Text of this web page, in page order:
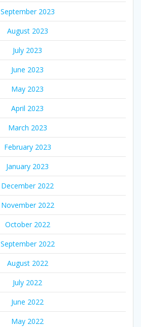
September 2023
August 2023
July 2023
June 2023
May 2023
April 2023
March 2023
February 2023
January 2023
December 2022
November 2022
October 2022
September 2022
August 2022
July 2022
June 2022
May 2022